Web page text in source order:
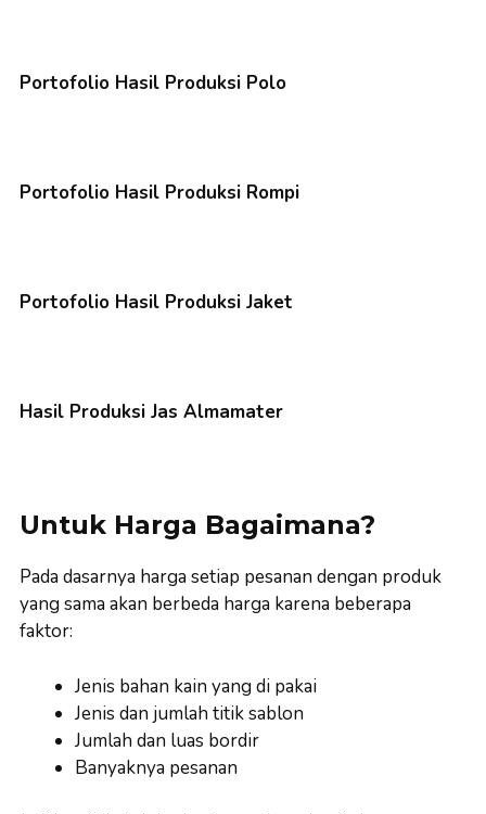
Portofolio Hasil Produksi Polo
Portofolio Hasil Produksi Rompi
Portofolio Hasil Produksi Jaket
Hasil Produksi Jas Almamater
Untuk Harga Bagaimana?
Pada dasarnya harga setiap pesanan dengan produk
yang sama akan berbeda harga karena beberapa
faktor:
Jenis bahan kain yang di pakai
Jenis dan jumlah titik sablon
Jumlah dan luas bordir
Banyaknya pesanan